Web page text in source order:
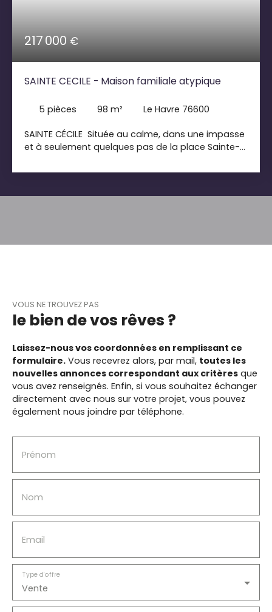
217 000€
SAINTE CECILE - Maison familiale atypique
5 pièces 98 m² Le Havre 76600
SAINTE CÉCILE Située au calme, dans une impasse
et à seulement quelques pas de la place Sainte-
pièces ne nécessitant aucun travaux. Elle offre de
une bénéficiant d’une mezzanine, idéale pour
places disponibles à proximité immédiate de
l’impasse. Une maison prête à vivre, au calme.
VOUS NE TROUVEZ PAS
le bien de vos rêves ?
Laissez-nous vos coordonnées en remplissant ce
formulaire. Vous recevrez alors, par mail, toutes les
nouvelles annonces correspondant aux critères que
vous avez renseignés. Enfin, si vous souhaitez échanger
directement avec nous sur votre projet, vous pouvez
également nous joindre par téléphone.
Prénom
Nom
Email
Vente
Type d'offre